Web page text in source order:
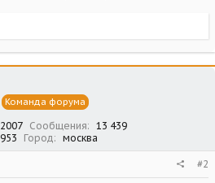
Команда форума
Сообщения
13 439
Город москва
#2